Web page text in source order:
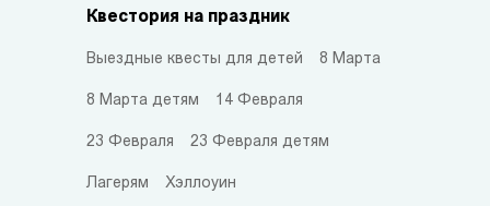
Квестория на праздник
Выездные квесты для детей 8 Марта
8 Марта детям 14 Февраля
23 Февраля 23 Февраля детям
Лагерям Хэллоуин